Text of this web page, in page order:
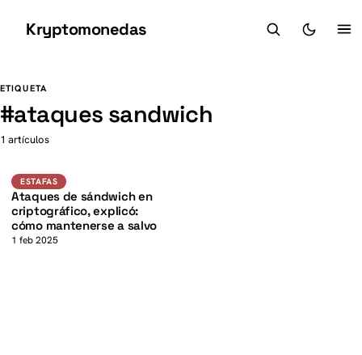
Kryptomonedas
ETIQUETA
#ataques sandwich
1 artículos
Estafas
K
ESTAFAS
Ataques de sándwich en
criptográfico, explicó:
cómo mantenerse a salvo
1 feb 2025